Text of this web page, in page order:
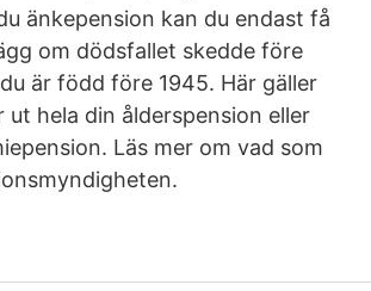
änkepension kan du endast få
om dödsfallet skedde före
är född före 1945. Här gäller
ut hela din ålderspension eller
Läs mer om vad som